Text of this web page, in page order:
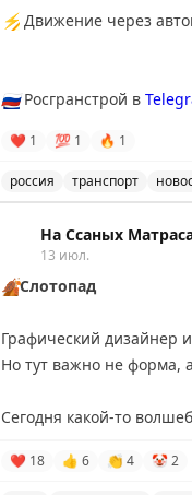
⚡ Движение через
🇷🇺Росгранстрой в
❤ 1 💯 1 🔥 1
россия транспорт
На Ссаных
13 июл.
🍂Слотопад
Графический дизайнер
Но тут важно не форма,
Сегодня какой-то
Испания — 17 июля,
❤ 18 👍 6 👏 4 🤡2